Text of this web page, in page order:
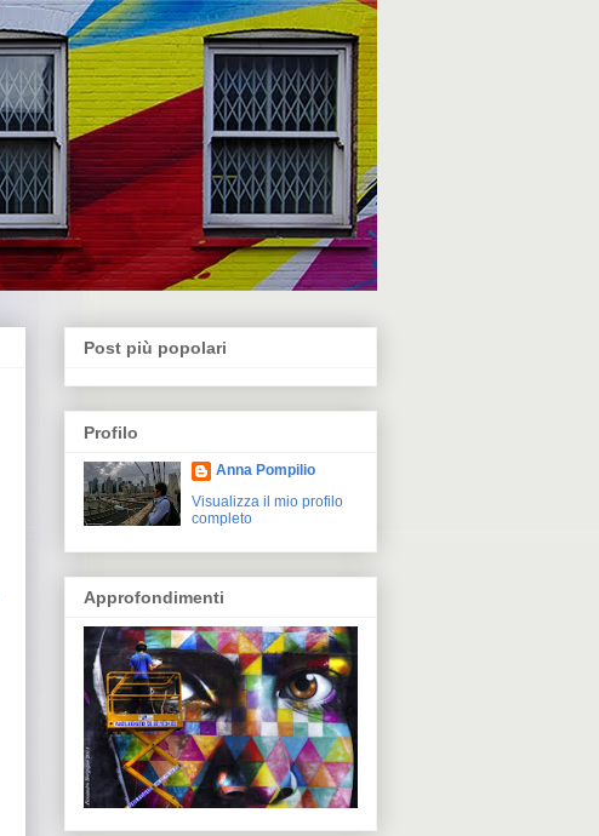
Post più popolari
Profilo
Anna Pompilio
Visualizza il mio profilo
completo
Approfondimenti